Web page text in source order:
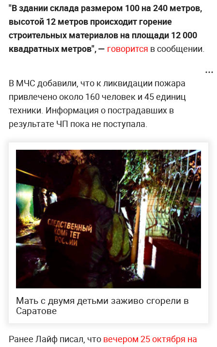
"В здании склада размером 100 на 240 метров,
высотой 12 метров происходит горение
строительных материалов на площади 12 000
квадратных метров", — говорится в сообщении.
В МЧС добавили, что к ликвидации пожара
привлечено около 160 человек и 45 единиц
техники. Информация о пострадавших в
результате ЧП пока не поступала.
Мать с двумя детьми заживо сгорели в
Саратове
Ранее Лайф писал, что вечером 25 октября на